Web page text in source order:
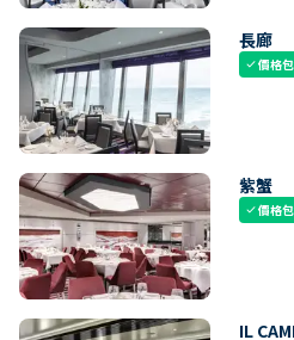
長廊
check價格
紫蟹
check價格
IL